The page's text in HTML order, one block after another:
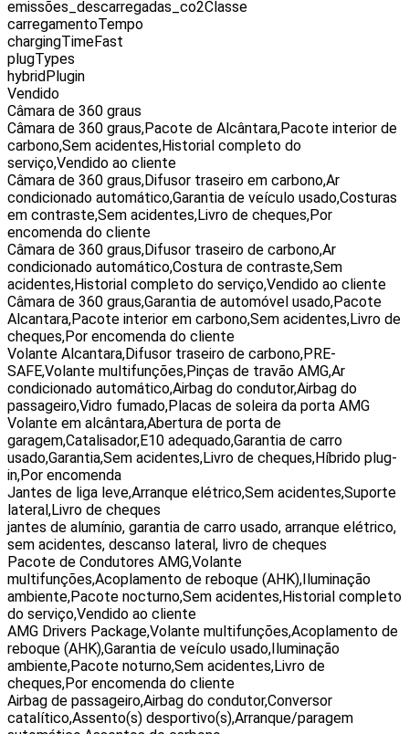
emissões_descarregadas_co2Classe
carregamentoTempo
chargingTimeFast
plugTypes
hybridPlugin
Vendido
Câmara de 360 graus
Câmara de 360 graus,Pacote de Alcântara,Pacote interior de
carbono,Sem acidentes,Historial completo do
serviço,Vendido ao cliente
Câmara de 360 graus,Difusor traseiro em carbono,Ar
condicionado automático,Garantia de veículo usado,Costuras
em contraste,Sem acidentes,Livro de cheques,Por
encomenda do cliente
Câmara de 360 graus,Difusor traseiro de carbono,Ar
condicionado automático,Costura de contraste,Sem
acidentes,Historial completo do serviço,Vendido ao cliente
Câmara de 360 graus,Garantia de automóvel usado,Pacote
Alcantara,Pacote interior em carbono,Sem acidentes,Livro de
cheques,Por encomenda do cliente
Volante Alcantara,Difusor traseiro de carbono,PRE-
SAFE,Volante multifunções,Pinças de travão AMG,Ar
condicionado automático,Airbag do condutor,Airbag do
passageiro,Vidro fumado,Placas de soleira da porta AMG
Volante em alcântara,Abertura de porta de
garagem,Catalisador,E10 adequado,Garantia de carro
usado,Garantia,Sem acidentes,Livro de cheques,Híbrido plug-
in,Por encomenda
Jantes de liga leve,Arranque elétrico,Sem acidentes,Suporte
lateral,Livro de cheques
jantes de alumínio, garantia de carro usado, arranque elétrico,
sem acidentes, descanso lateral, livro de cheques
Pacote de Condutores AMG,Volante
multifunções,Acoplamento de reboque (AHK),Iluminação
ambiente,Pacote nocturno,Sem acidentes,Historial completo
do serviço,Vendido ao cliente
AMG Drivers Package,Volante multifunções,Acoplamento de
reboque (AHK),Garantia de veículo usado,Iluminação
ambiente,Pacote noturno,Sem acidentes,Livro de
cheques,Por encomenda do cliente
Airbag de passageiro,Airbag do condutor,Conversor
catalítico,Assento(s) desportivo(s),Arranque/paragem